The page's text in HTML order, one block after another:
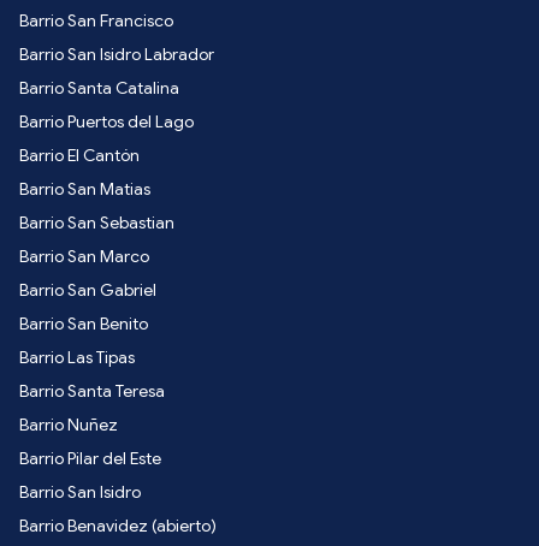
Barrio San Francisco
Barrio San Isidro Labrador
Barrio Santa Catalina
Barrio Puertos del Lago
Barrio El Cantón
Barrio San Matias
Barrio San Sebastian
Barrio San Marco
Barrio San Gabriel
Barrio San Benito
Barrio Las Tipas
Barrio Santa Teresa
Barrio Nuñez
Barrio Pilar del Este
Barrio San Isidro
Barrio Benavidez (abierto)